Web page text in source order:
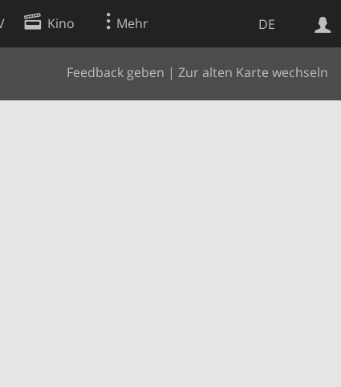
DE
Kino Mehr
Feedback geben | Zur alten Karte wechseln
Websuche